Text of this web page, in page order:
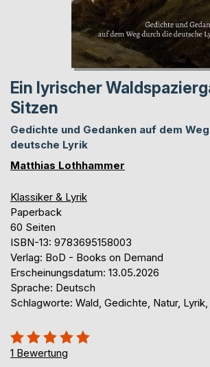
Ein lyrischer
Sitzen
Gedichte und Gedanken auf dem
deutsche Lyrik
Matthias Lothhammer
Klassiker & Lyrik
Paperback
60 Seiten
ISBN-13: 9783695158003
Verlag: BoD - Books on Demand
Erscheinungsdatum: 13.05.2026
Sprache: Deutsch
Schlagworte: Wald, Gedichte, Natur,
Bewertung::
100%
1 Bewertung